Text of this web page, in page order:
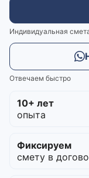
Индивидуальная
Отвечаем быстро
10+ лет
опыта
Фиксируем
смету в